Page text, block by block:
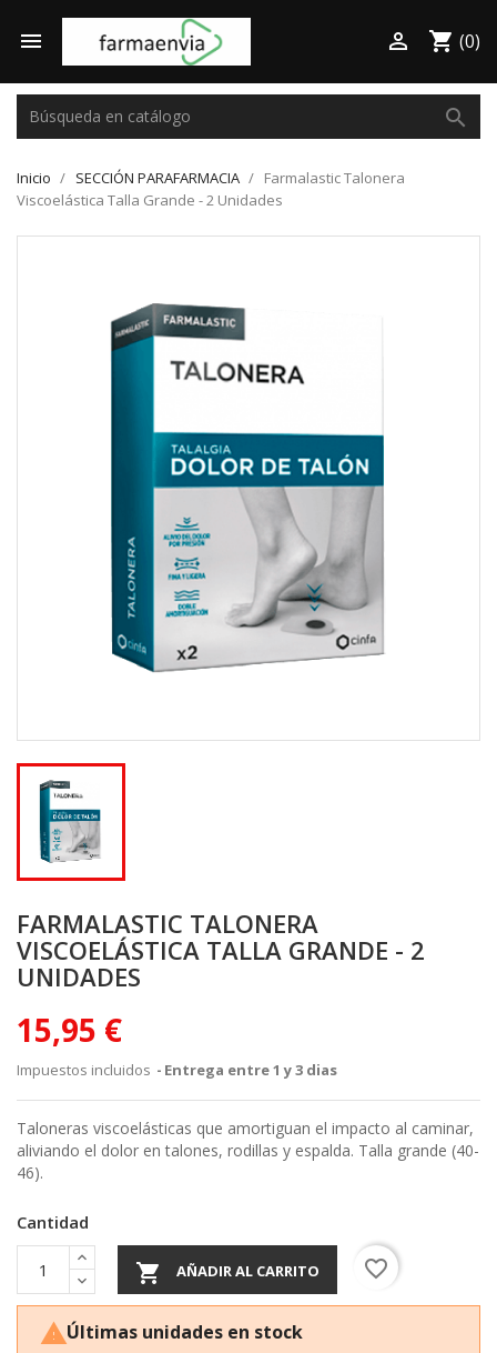
 shopping_cart (0)

search
Inicio SECCIÓN PARAFARMACIA
Farmalastic Talonera
Viscoelástica Talla Grande - 2 Unidades
FARMALASTIC TALONERA
VISCOELÁSTICA TALLA GRANDE - 2
UNIDADES
15,95 €
Impuestos incluidos Entrega entre 1 y 3 dias
Taloneras viscoelásticas que amortiguan el impacto al caminar,
aliviando el dolor en talones, rodillas y espalda. Talla grande (40-
46).
Cantidad
 AÑADIR AL CARRITO favorite_border
Últimas unidades en stock